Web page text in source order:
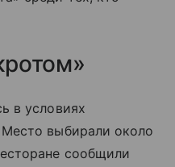
в условиях
выбирали около
сообщили